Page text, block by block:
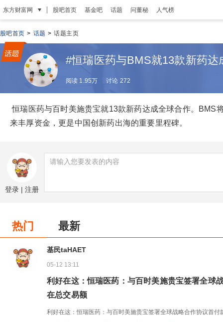
东方财富网 | 股吧首页 基金吧 话题 问董秘 人气榜
股吧首页 > 话题 > 话题主页
#恒瑞医药与BMS就13款新药达
阅读 1.95万 讨论 272
恒瑞医药与百时美施贵宝就13款新药达成全球合作。
来丰厚资金，更是中国创新药出海的重要里程碑。
登录 | 注册
热门 最新
基民taHAET
05-12 13:11
利好在这：恒瑞医药：与百时美施贵宝签署全球
在总交易额
利好在这：恒瑞医药：与百时美施贵宝签署全球战略合作协议首